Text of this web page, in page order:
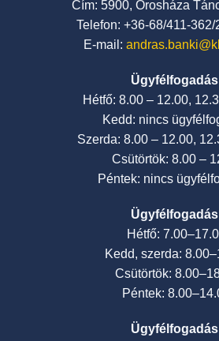
Cím: 5900, Orosháza
Telefon: +36-68/411-
E-mail:
Hétfő: 8.00 – 12.00,
Kedd: nincs
Szerda: 8.00 – 12.00,
Csütörtök: 8.00 –
Péntek: nincs
Hétfő:
Kedd, szerda:
Csütörtök:
Péntek: